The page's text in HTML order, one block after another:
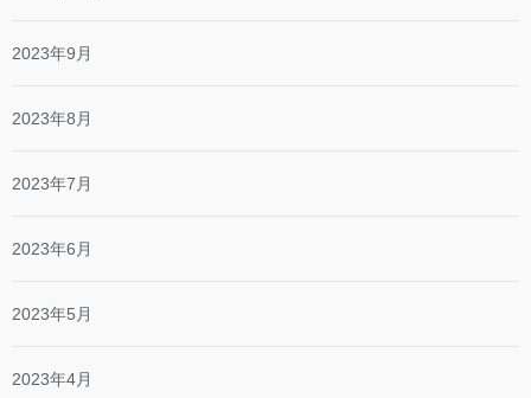
2023年9月
2023年8月
2023年7月
2023年6月
2023年5月
2023年4月